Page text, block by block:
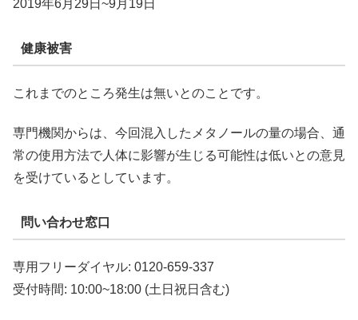
2019年6月29日~9月19日
健康被害
これまでのところ発生は無いとのことです。
専門機関からは、今回混入したメタノールの量の場合、通
常の使用方法で人体に影響が生じる可能性は低いとの意見
を受けているとしています。
問い合わせ窓口
専用フリーダイヤル: 0120-659-337
受付時間: 10:00~18:00 (土日祝日含む)